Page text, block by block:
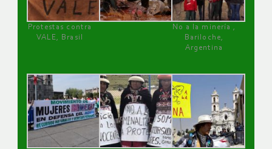
Protestas contra
VALE, Brasil
No a la minería ,
Bariloche,
Argentina